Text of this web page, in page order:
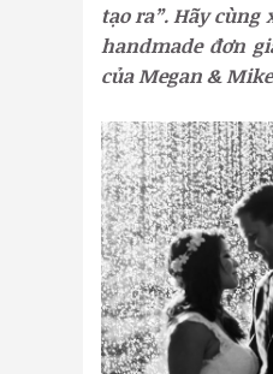
tạo ra”. Hãy cùng
handmade đơn
của Megan &